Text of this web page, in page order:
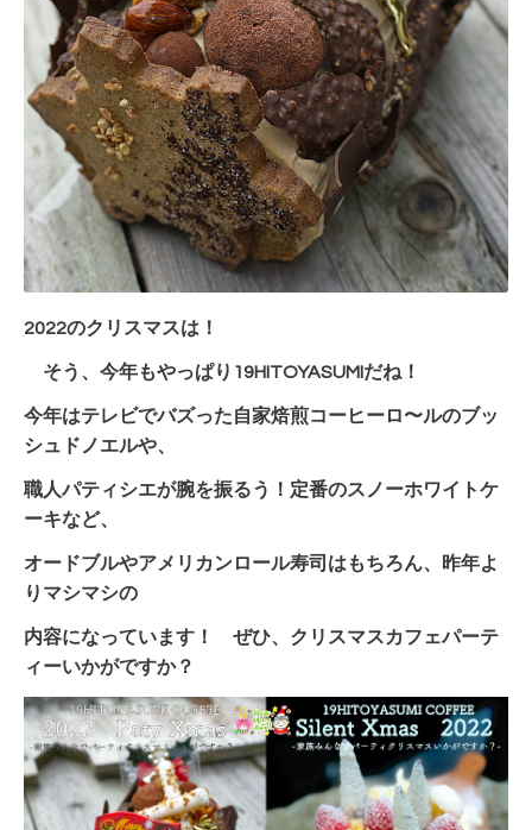
2022のクリスマスは！
そう、今年もやっぱり19HITOYASUMIだね！
今年はテレビでバズった自家焙煎コーヒーロ〜ルのブッ
シュドノエルや、
職人パティシエが腕を振るう！定番のスノーホワイトケ
ーキなど、
オードブルやアメリカンロール寿司はもちろん、昨年よ
りマシマシの
内容になっています！ ぜひ、クリスマスカフェパーテ
ィーいかがですか？